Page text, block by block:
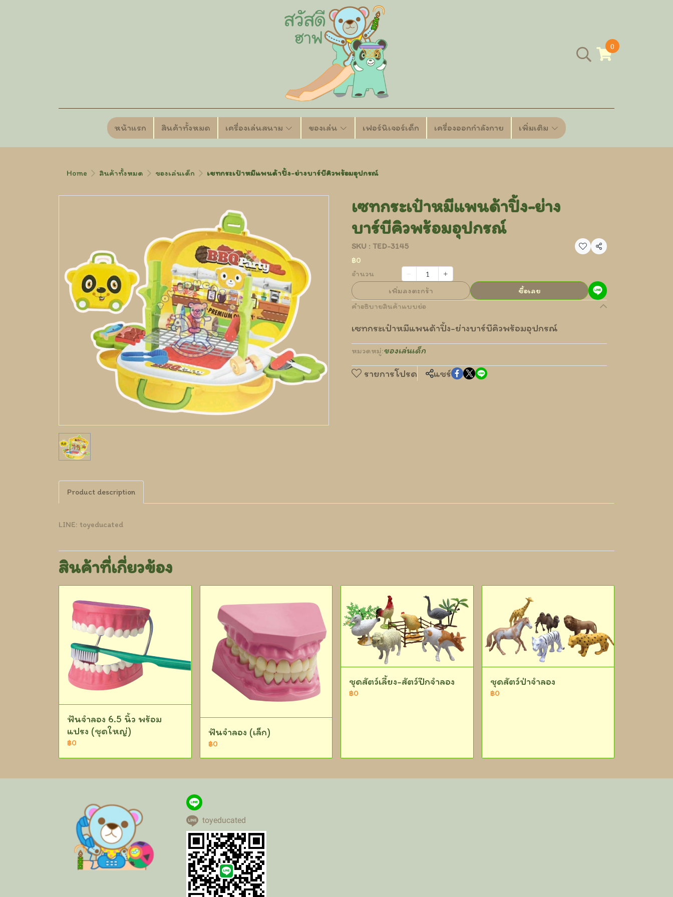
0
หน้าแรก สินค้าทั้งหมด เครื่องเล่นสนาม ของเล่น เฟอร์นิเจอร์เด็ก เครื่องออกกำลังกาย เพิ่มเติม
Home สินค้าทั้งหมด ของเล่นเด็ก เซทกระเป๋าหมีแพนด้าปิ้ง-ย่างบาร์บีคิวพร้อมอุปกรณ์
เซทกระเป๋าหมีแพนด้าปิ้ง-ย่าง
บาร์บีคิวพร้อมอุปกรณ์
SKU : TED-3145
แชร์
฿0
จำนวน
เพิ่มลงตะกร้า
ซื้อเลย
คำอธิบายสินค้าแบบย่อ
เซทกระเป๋าหมีแพนด้าปิ้ง-ย่างบาร์บีคิวพร้อมอุปกรณ์
หมวดหมู่:ของเล่นเด็ก
รายการโปรด แชร์
Product description
LINE: toyeducated
สินค้าที่เกี่ยวข้อง
ฟันจำลอง 6.5 นิ้ว พร้อม
แปรง (ชุดใหญ่)
฿0
ฟันจำลอง (เล็ก)
฿0
ชุดสัตว์เลี้ยง-สัตว์ปีกจำลอง
฿0
ชุดสัตว์ป่าจำลอง
฿0
toyeducated